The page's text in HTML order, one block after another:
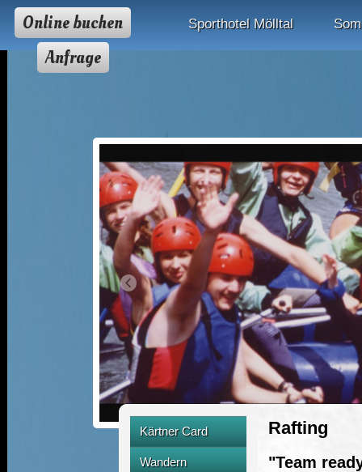
Online buchen
Anfrage
Sporthotel Mölltal
Rafting
"Team
Kärtner Card
Partnerbetrieb
Wandern